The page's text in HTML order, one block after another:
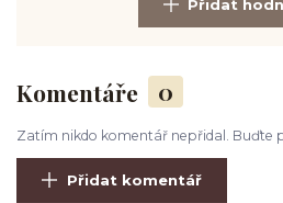
Přidat
Komentáře 0
Zatím nikdo komentář nepřidal. Buďte
Přidat komentář